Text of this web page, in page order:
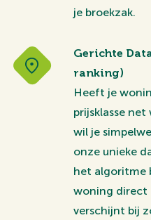
je broekzak.
Gerichte
ranking)
Heeft je
prijsklasse
wil je
onze unieke
het algoritme
woning direct
verschijnt bij